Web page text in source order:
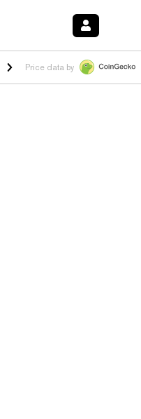
$1.035 0.20%HYPE $55.35
Price data by